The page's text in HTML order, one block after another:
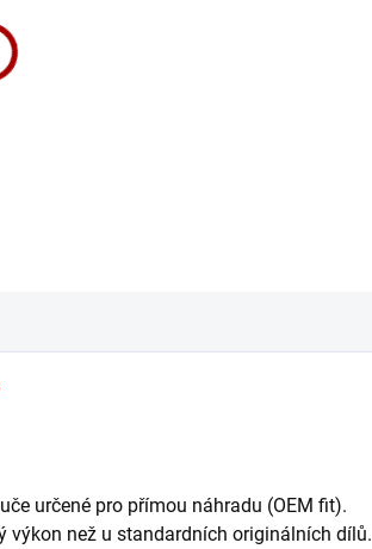
určené pro přímou náhradu (OEM fit).
výkon než u standardních originálních dílů.